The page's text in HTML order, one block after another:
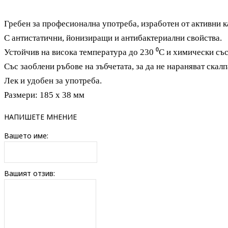
Гребен за професионална употреба, изработен от активни
С антистатични, йонизиращи и антибактериални свойства.
Устойчив на висока температура до 230 ⁰С и химически
Със заоблени ръбове на зъбчетата, за да не нараняват
Лек и удобен за употреба.
Размери: 185 х 38 мм
НАПИШЕТЕ МНЕНИЕ
Вашето име:
Вашият отзив: